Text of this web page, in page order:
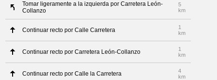
Tomar ligeramente a la izquierda por Carretera León-
Collanzo
5
km
Continuar recto por Calle Carretera
1
km
Continuar recto por Carretera León-Collanzo
1
km
Continuar recto por Calle la Carretera
4
km